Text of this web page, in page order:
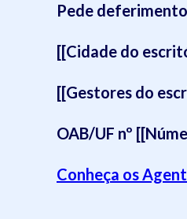
Pede
[[Cidade do
[[Gestores do
OAB/UF nº
Conheça os